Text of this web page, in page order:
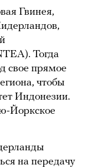
Гвинея,
Тогда
свое прямое
чтобы
Индонезии.
Йоркское
на передачу